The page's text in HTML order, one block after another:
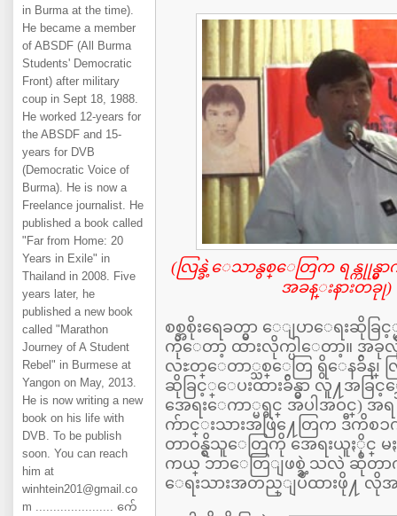
in Burma at the time).
He became a member
of ABSDF (All Burma
Students' Democratic
Front) after military
coup in Sept 18, 1988.
He worked 12-years for
the ABSDF and 15-
years for DVB
(Democratic Voice of
Burma). He is now a
Freelance journalist. He
published a book called
"Far from Home: 20
Years in Exile" in
Thailand in 2008. Five
years later, he
published a new book
called "Marathon
Journey of A Student
Rebel" in Burmese at
Yangon on May, 2013.
He is now writing a new
book on his life with
DVB. To be publish
soon. You can reach
him at
winhtein201@gmail.co
m ...................... က်ေ
(လြန္ခဲ့ေသာနွစ္ေတြက ရန္ကုု
အခန္းနားတခုု)
စစ္အစိုးရေခတ္မွာ ေျပာေရးဆိုခ
ကိုေတာ့ ထားလိုက္ပါေတာ့။ အခုလို
လႊတ္ေတာ္သစ္ေတြ ရွိေနခ်ိန္၊ လ
ဆိုခြင့္ေပးထားခ်ိန္မွာ လူ႔အခြင့္
အေရးေကာ္မရွင္ အပါအဝင္) အ
က်ာင္းသားအဖြဲ႔ေတြက ဒီကိ
တာဝန္ရွိသူေတြကို အေရးယူႏိုင္ မ
ကယ္ ဘာေတြျဖစ္ခဲ့သလဲ ဆိုတာ
ေရးသားအတည္ျပဳထားဖို႔ လိုအ